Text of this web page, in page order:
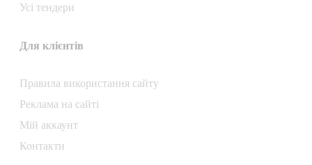
Усі тендери
Для клієнтів
Правила використання сайту
Реклама на сайті
Мій аккаунт
Контакти